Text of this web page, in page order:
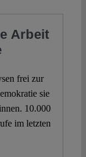
Arbeit
frei zur
sie
10.000
im letzten